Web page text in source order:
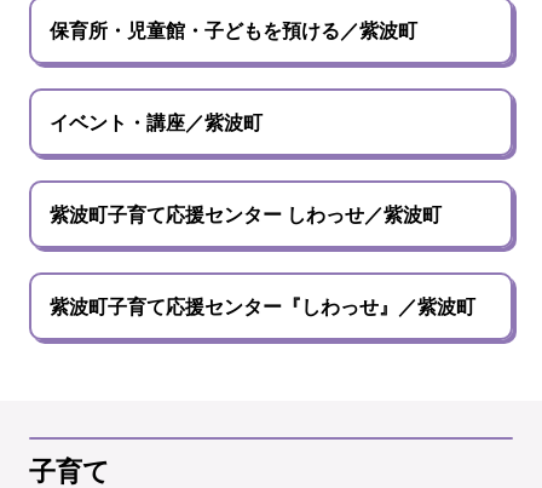
保育所・児童館・子どもを預ける／紫波町
イベント・講座／紫波町
紫波町子育て応援センター しわっせ／紫波町
紫波町子育て応援センター『しわっせ』／紫波町
子育て